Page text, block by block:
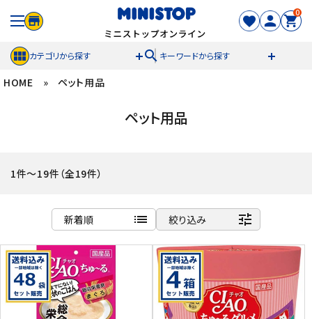
0
カテゴリから探す search キーワードから探す
ACCOUNT MENU
セール商品
カテゴリから探す
スイーツ
お菓子
HOME » ペット用品
ペット用品
1件～19件（全19件）
新着順 list
商品名
新着順
発売日順
価格が安い
絞り込み tune